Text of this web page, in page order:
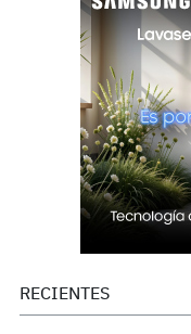
RECIENTES